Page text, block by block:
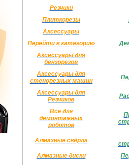
Резчики
Плиткорезы
Аксессуары
Перейти в категорию
Аксессуары для
бензорезов
Аксессуары для
стенорезных машин
Аксессуары для
Резчиков
Всё для
демонтажных
роботов
Алмазные свёрла
Алмазные диски